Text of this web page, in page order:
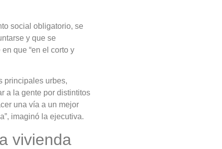
social obligatorio, se
y que se
que “en el corto y
principales urbes,
a la gente por distintitos
una vía a un mejor
imaginó la ejecutiva.
vivienda